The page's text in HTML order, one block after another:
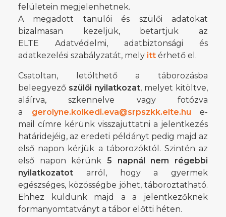
felületein megjelenhetnek.
A megadott tanulói és szülői adatokat
bizalmasan kezeljük, betartjuk az
ELTE Adatvédelmi, adatbiztonsági és
adatkezelési szabályzatát, mely itt érhető el.
Csatoltan, letölthető a táborozásba
beleegyező szülői nyilatkozat, melyet kitöltve,
aláírva, szkennelve vagy fotózva
a gerolyne.kolkedi.eva@srpszkk.elte.hu e-
mail címre kérünk visszajuttatni a jelentkezés
határidejéig, az eredeti példányt pedig majd az
első napon kérjük a táborozóktól. Szintén az
első napon kérünk 5 napnál nem régebbi
nyilatkozatot arról, hogy a gyermek
egészséges, közösségbe jöhet, táboroztatható.
Ehhez küldünk majd a a jelentkezőknek
formanyomtatványt a tábor előtti héten.